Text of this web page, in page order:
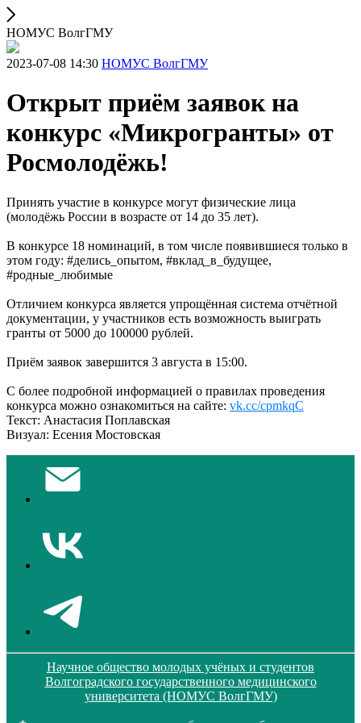
НОМУС ВолгГМУ
2023-07-08 14:30 НОМУС ВолгГМУ
Открыт приём заявок на
конкурс «Микрогранты» от
Росмолодёжь!
Принять участие в конкурсе могут физические лица
(молодёжь России в возрасте от 14 до 35 лет).
В конкурсе 18 номинаций, в том числе появившиеся только в
этом году: #делись_опытом, #вклад_в_будущее,
#родные_любимые
Отличием конкурса является упрощённая система отчётной
документации, у участников есть возможность выиграть
гранты от 5000 до 100000 рублей.
Приём заявок завершится 3 августа в 15:00.
С более подробной информацией о правилах проведения
конкурса можно ознакомиться на сайте: vk.cc/cpmkqC
Текст: Анастасия Поплавская
Визуал: Есения Мостовская
Научное общество молодых учёных и студентов
Волгоградского государственного медицинского
университета (НОМУС ВолгГМУ)